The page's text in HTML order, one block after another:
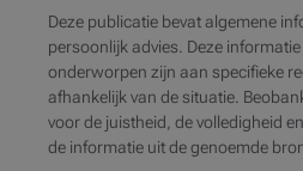
Deze publicatie bevat algemene
persoonlijk advies. Deze
onderworpen zijn aan specifieke
afhankelijk van de situatie.
voor de juistheid, de volledigheid
de informatie uit de genoemde